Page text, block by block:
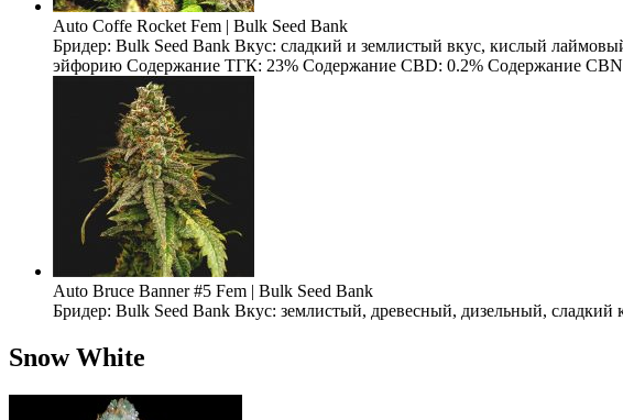
Auto Coffe Rocket Fem | Bulk Seed Bank
Бридер: Bulk Seed Bank Вкус: сладкий и землистый вкус, кислый
эйфорию Содержание ТГК: 23% Содержание CBD: 0.2% Содержание
Auto Bruce Banner #5 Fem | Bulk Seed Bank
Бридер: Bulk Seed Bank Вкус: землистый, древесный, дизельный,
Snow White